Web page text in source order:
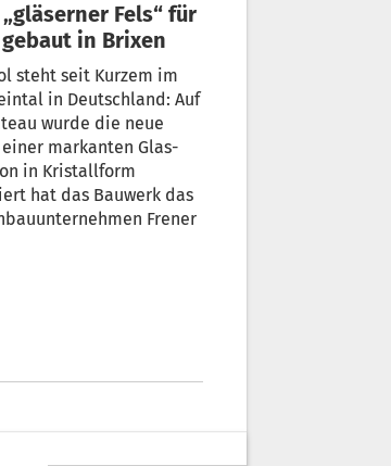
Fels“ für
die Loreley – gebaut in Brixen
steht seit Kurzem im
in Deutschland: Auf
wurde die neue
markanten Glas-
in Kristallform
hat das Bauwerk das
Frener